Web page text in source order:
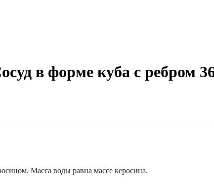
в форме куба с ребром
Масса воды равна массе керосина.